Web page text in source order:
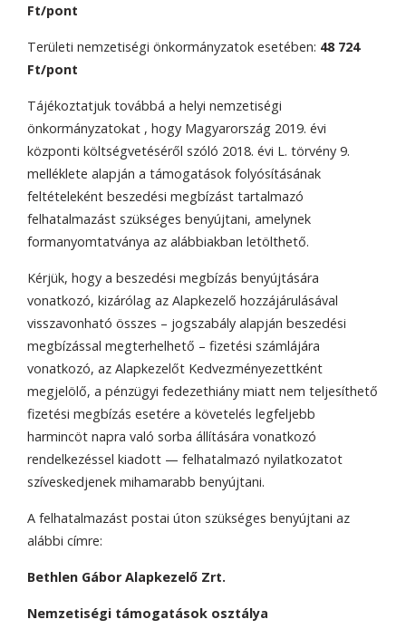
Ft/pont
Területi nemzetiségi önkormányzatok esetében: 48 724
Ft/pont
Tájékoztatjuk továbbá a helyi nemzetiségi
önkormányzatokat , hogy Magyarország 2019. évi
központi költségvetéséről szóló 2018. évi L. törvény 9.
melléklete alapján a támogatások folyósításának
feltételeként beszedési megbízást tartalmazó
felhatalmazást szükséges benyújtani, amelynek
formanyomtatványa az alábbiakban letölthető.
Kérjük, hogy a beszedési megbízás benyújtására
vonatkozó, kizárólag az Alapkezelő hozzájárulásával
visszavonható összes – jogszabály alapján beszedési
megbízással megterhelhető – fizetési számlájára
vonatkozó, az Alapkezelőt Kedvezményezettként
megjelölő, a pénzügyi fedezethiány miatt nem teljesíthető
fizetési megbízás esetére a követelés legfeljebb
harmincöt napra való sorba állítására vonatkozó
rendelkezéssel kiadott — felhatalmazó nyilatkozatot
szíveskedjenek mihamarabb benyújtani.
A felhatalmazást postai úton szükséges benyújtani az
alábbi címre:
Bethlen Gábor Alapkezelő Zrt.
Nemzetiségi támogatások osztálya